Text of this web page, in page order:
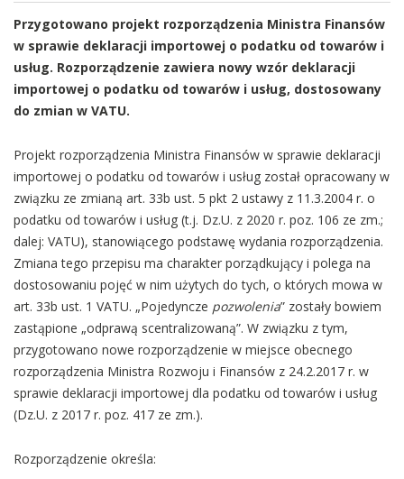
Przygotowano projekt rozporządzenia Ministra Finansów
w sprawie deklaracji importowej o podatku od towarów i
usług. Rozporządzenie zawiera nowy wzór deklaracji
importowej o podatku od towarów i usług, dostosowany
do zmian w VATU.
Projekt rozporządzenia Ministra Finansów w sprawie deklaracji
importowej o podatku od towarów i usług został opracowany w
związku ze zmianą art. 33b ust. 5 pkt 2 ustawy z 11.3.2004 r. o
podatku od towarów i usług (t.j. Dz.U. z 2020 r. poz. 106 ze zm.;
dalej: VATU), stanowiącego podstawę wydania rozporządzenia.
Zmiana tego przepisu ma charakter porządkujący i polega na
dostosowaniu pojęć w nim użytych do tych, o których mowa w
art. 33b ust. 1 VATU. „Pojedyncze pozwolenia” zostały bowiem
zastąpione „odprawą scentralizowaną”. W związku z tym,
przygotowano nowe rozporządzenie w miejsce obecnego
rozporządzenia Ministra Rozwoju i Finansów z 24.2.2017 r. w
sprawie deklaracji importowej dla podatku od towarów i usług
(Dz.U. z 2017 r. poz. 417 ze zm.).
Rozporządzenie określa: